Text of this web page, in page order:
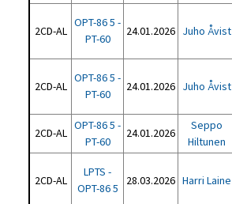
2CD-AL
OPT-86 5 -
PT-60
24.01.2026 Juho Åvist
2CD-AL
OPT-86 5 -
PT-60
24.01.2026 Juho Åvist
2CD-AL
OPT-86 5 -
PT-60
24.01.2026
Seppo
Hiltunen
2CD-AL
LPTS -
OPT-86 5
28.03.2026 Harri Laine